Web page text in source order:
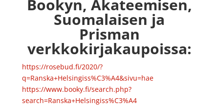
Bookyn, Akateemisen,
Suomalaisen ja
Prisman
verkkokirjakaupoissa:
https://rosebud.fi/2020/?
q=Ranska+Helsingiss%C3%A4&sivu=hae
https://www.booky.fi/search.php?
search=Ranska+Helsingiss%C3%A4